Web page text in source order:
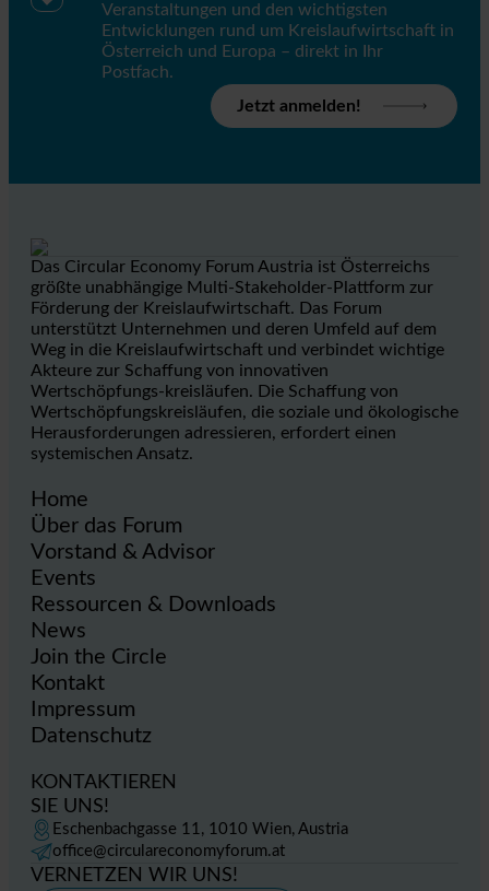
Veranstaltungen und den wichtigsten
Entwicklungen rund um Kreislaufwirtschaft in
Österreich und Europa – direkt in Ihr
Postfach.
Jetzt anmelden!
Das Circular Economy Forum Austria ist Österreichs
größte unabhängige Multi-Stakeholder-Plattform zur
Förderung der Kreislaufwirtschaft. Das Forum
unterstützt Unternehmen und deren Umfeld auf dem
Weg in die Kreislaufwirtschaft und verbindet wichtige
Akteure zur Schaffung von innovativen
Wertschöpfungs-kreisläufen. Die Schaffung von
Wertschöpfungskreisläufen, die soziale und ökologische
Herausforderungen adressieren, erfordert einen
systemischen Ansatz.
Home
Über das Forum
Vorstand & Advisor
Events
Ressourcen & Downloads
News
Join the Circle
Kontakt
Impressum
Datenschutz
KONTAKTIEREN
SIE UNS!
Eschenbachgasse 11, 1010 Wien, Austria
office@circulareconomyforum.at
VERNETZEN WIR UNS!